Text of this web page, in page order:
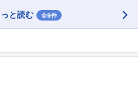
と読む 全9件